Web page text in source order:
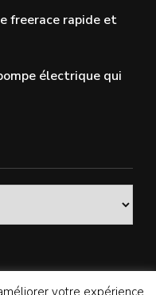
freerace rapide et
électrique qui
votre expérience